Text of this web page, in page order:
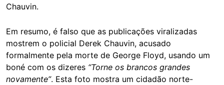
Chauvin.
Em resumo, é falso que as publicações viralizadas
mostrem o policial Derek Chauvin, acusado
formalmente pela morte de George Floyd, usando um
boné com os dizeres “Torne os brancos grandes
novamente”. Esta foto mostra um cidadão norte-